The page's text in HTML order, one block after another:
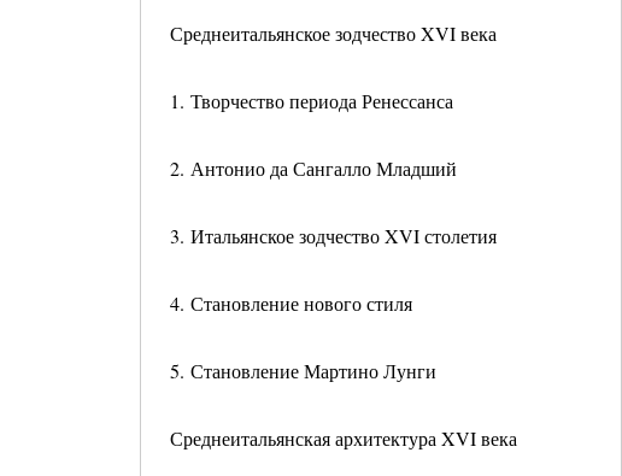
Среднеитальянское зодчество XVI века
1. Творчество периода Ренессанса
2. Антонио да Сангалло Младший
3. Итальянское зодчество XVI столетия
4. Становление нового стиля
5. Становление Мартино Лунги
Среднеитальянская архитектура XVI века